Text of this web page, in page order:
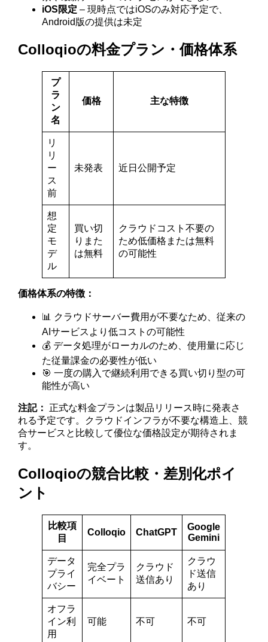
iOS限定 – 現時点ではiOSのみ対応予定で、
Android版の提供は未定
Colloqioの料金プラン・価格体系
プ
ラ
ン
名
価格 主な特徴
リ
リ
ー
ス
前
未発表 近日公開予定
想
定
モ
デ
ル
買い切
りまた
は無料
クラウドコスト不要の
ため低価格または無料
の可能性
価格体系の特徴：
📊 クラウドサーバー費用が不要なため、従来の
AIサービスより低コストの可能性
💰 データ処理がローカルのため、使用量に応じ
た従量課金の必要性が低い
🎯 一度の購入で継続利用できる買い切り型の可
能性が高い
注記：
正式な料金プランは製品リリース時に発表さ
れる予定です。クラウドインフラが不要な構造上、競
合サービスと比較して優位な価格設定が期待されま
す。
Colloqioの競合比較・差別化ポイ
ント
比較項
目
Colloqio ChatGPT
Google
Gemini
データ
プライ
バシー
完全プラ
イベート
クラウド
送信あり
クラウ
ド送信
あり
オフラ
イン利
用
可能 不可 不可